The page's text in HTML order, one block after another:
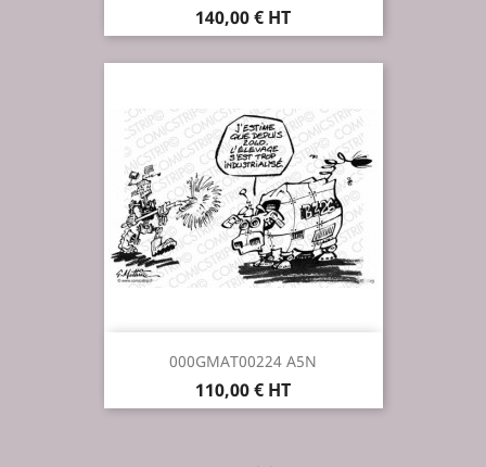
Prix
140,00 € HT
000GMAT00224 A5N
Prix
110,00 € HT